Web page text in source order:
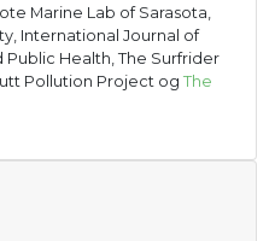
Marine Lab of Sarasota,
International Journal of
Health, The Surfrider
Pollution Project og The